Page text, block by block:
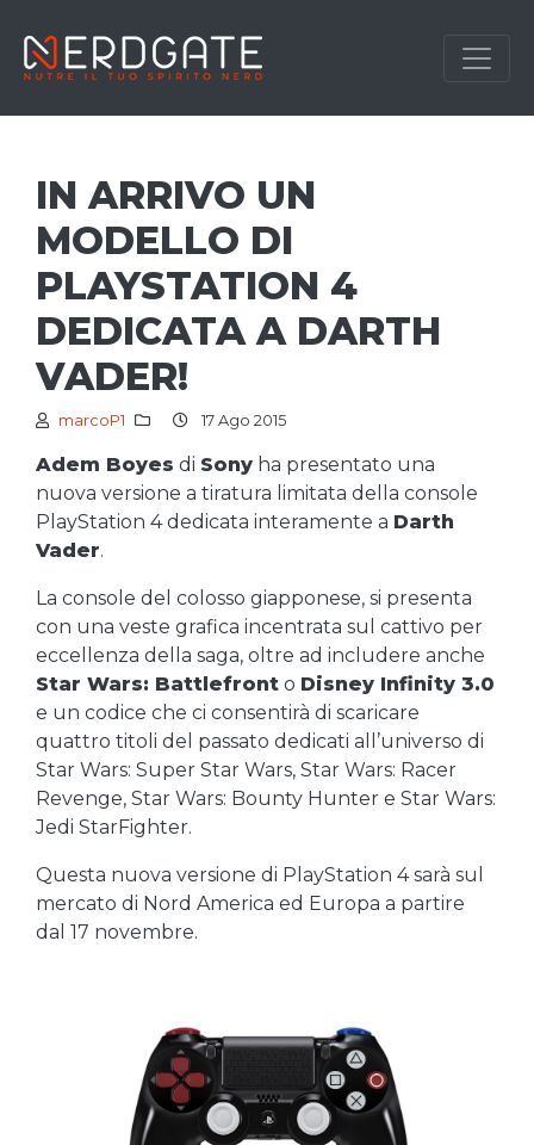
IN ARRIVO UN
MODELLO DI
PLAYSTATION 4
DEDICATA A DARTH
VADER!
marcoP1 17 Ago 2015
Adem Boyes di Sony ha presentato una
nuova versione a tiratura limitata della console
PlayStation 4 dedicata interamente a Darth
Vader.
La console del colosso giapponese, si presenta
con una veste grafica incentrata sul cattivo per
eccellenza della saga, oltre ad includere anche
Star Wars: Battlefront o Disney Infinity 3.0
e un codice che ci consentirà di scaricare
quattro titoli del passato dedicati all’universo di
Star Wars: Super Star Wars, Star Wars: Racer
Revenge, Star Wars: Bounty Hunter e Star Wars:
Jedi StarFighter.
Questa nuova versione di PlayStation 4 sarà sul
mercato di Nord America ed Europa a partire
dal 17 novembre.